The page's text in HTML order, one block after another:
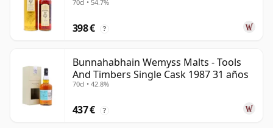
1997 21 años
70cl • 54.7%
398 € ?
Bunnahabhain Wemyss Malts - Tools
And Timbers Single Cask 1987 31 años
70cl • 42.8%
437 € ?